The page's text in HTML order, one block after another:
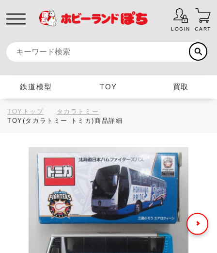
LOGIN CART
鉄道模型 TOY 買取
TOYトップ
タカラトミー
TOY(タカラトミー トミカ)商品詳細